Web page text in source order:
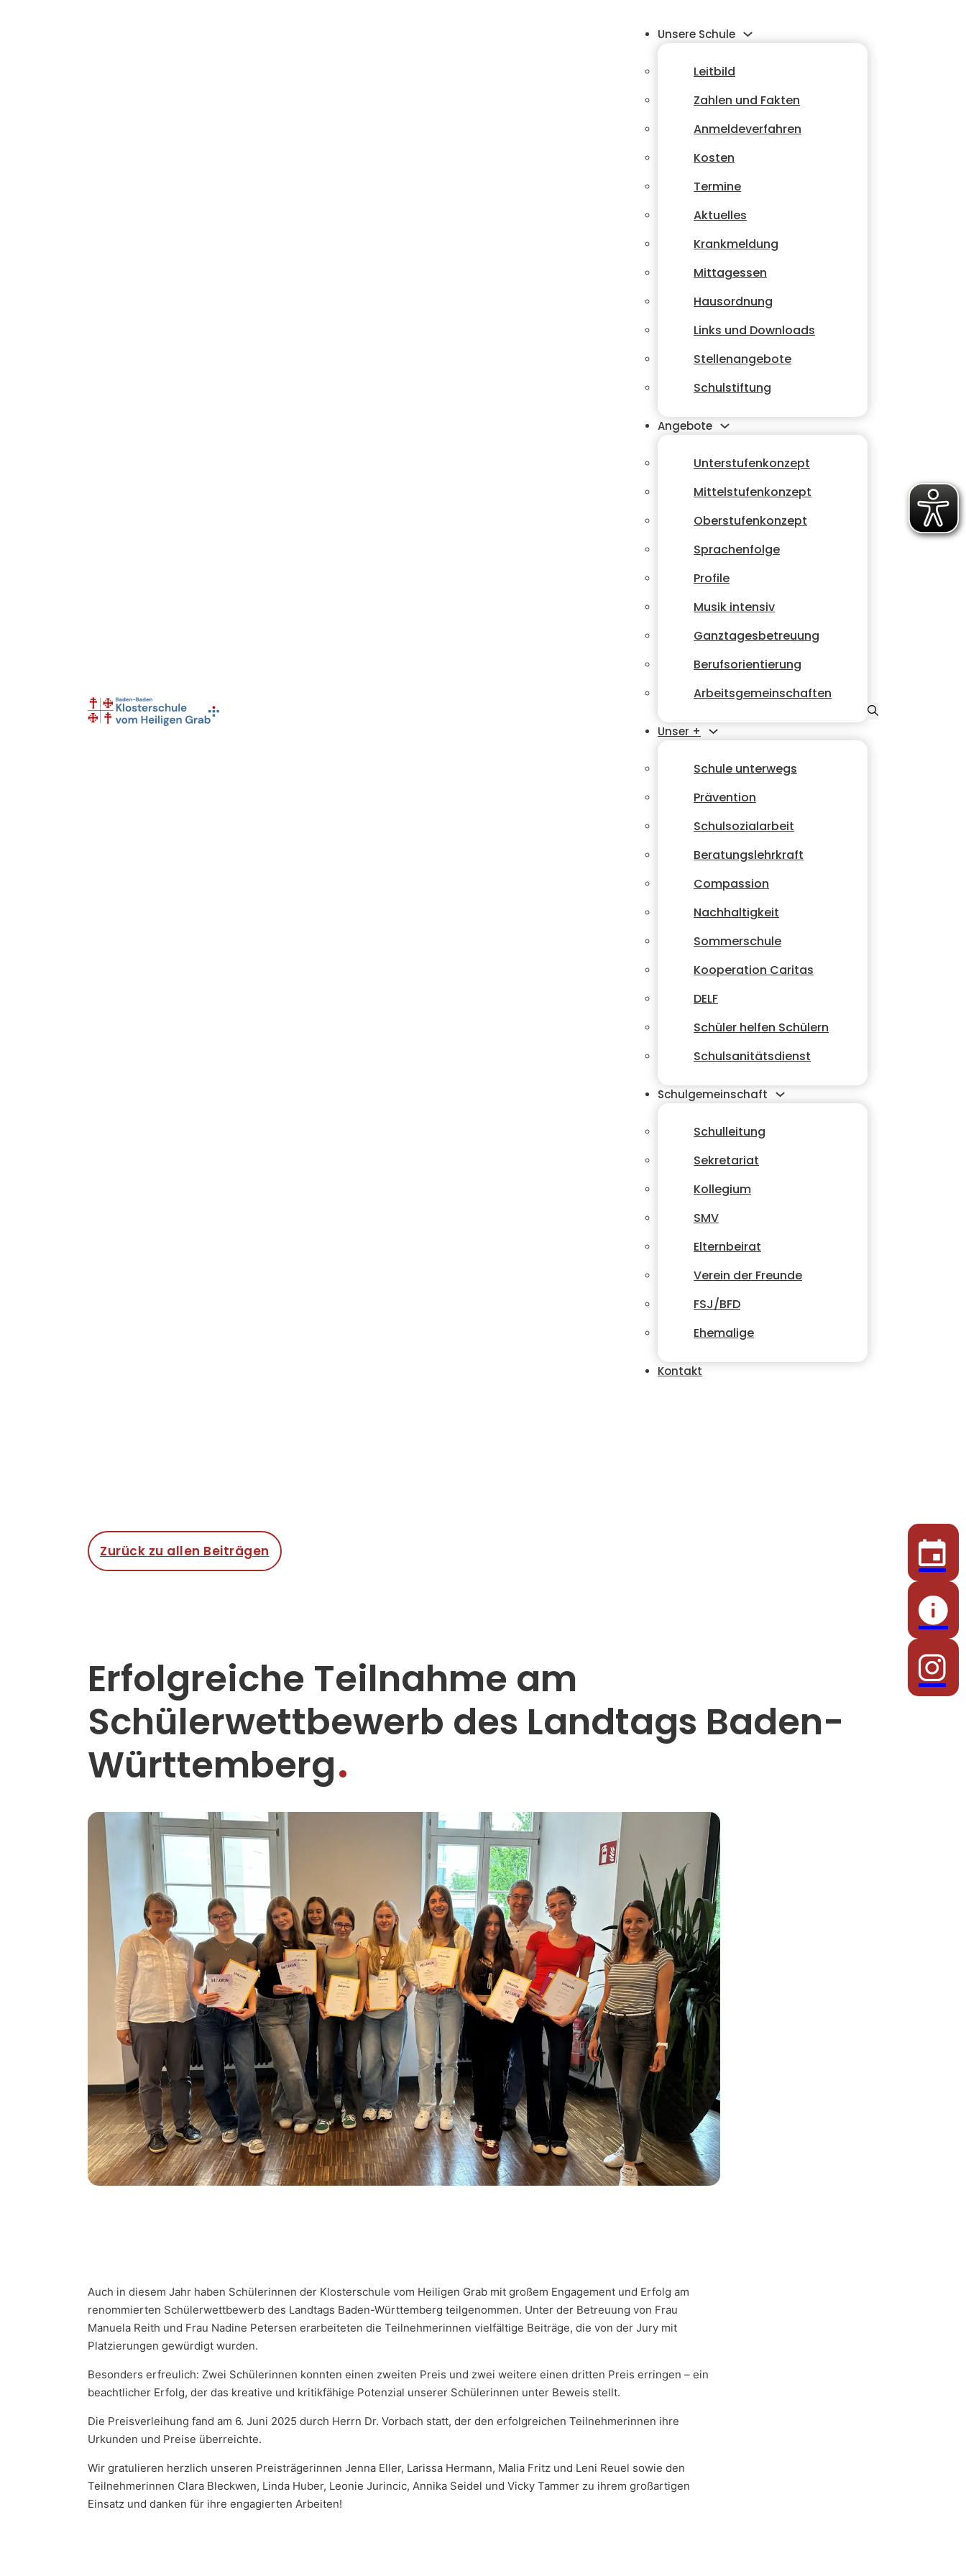
Unsere Schule
Leitbild
Zahlen und Fakten
Anmeldeverfahren
Kosten
Termine
Aktuelles
Krankmeldung
Mittagessen
Hausordnung
Links und Downloads
Stellenangebote
Schulstiftung
Angebote
Unterstufenkonzept
Mittelstufenkonzept
Oberstufenkonzept
Sprachenfolge
Profile
Musik intensiv
Ganztagesbetreuung
Berufsorientierung
Arbeitsgemeinschaften
Unser +
Schule unterwegs
Prävention
Schulsozialarbeit
Beratungslehrkraft
Compassion
Nachhaltigkeit
Sommerschule
Kooperation Caritas
DELF
Schüler helfen Schülern
Schulsanitätsdienst
Schulgemeinschaft
Schulleitung
Sekretariat
Kollegium
SMV
Elternbeirat
Verein der Freunde
FSJ/BFD
Ehemalige
Kontakt
Zurück zu allen Beiträgen
Erfolgreiche Teilnahme am
Schülerwettbewerb des Landtags Baden-
Württemberg
Auch in diesem Jahr haben Schülerinnen der Klosterschule vom Heiligen Grab mit großem Engagement und Erfolg am
renommierten Schülerwettbewerb des Landtags Baden-Württemberg teilgenommen. Unter der Betreuung von Frau
Manuela Reith und Frau Nadine Petersen erarbeiteten die Teilnehmerinnen vielfältige Beiträge, die von der Jury mit
Platzierungen gewürdigt wurden.
Besonders erfreulich: Zwei Schülerinnen konnten einen zweiten Preis und zwei weitere einen dritten Preis erringen – ein
beachtlicher Erfolg, der das kreative und kritikfähige Potenzial unserer Schülerinnen unter Beweis stellt.
Die Preisverleihung fand am 6. Juni 2025 durch Herrn Dr. Vorbach statt, der den erfolgreichen Teilnehmerinnen ihre
Urkunden und Preise überreichte.
Wir gratulieren herzlich unseren Preisträgerinnen Jenna Eller, Larissa Hermann, Malia Fritz und Leni Reuel sowie den
Teilnehmerinnen Clara Bleckwen, Linda Huber, Leonie Jurincic, Annika Seidel und Vicky Tammer zu ihrem großartigen
Einsatz und danken für ihre engagierten Arbeiten!